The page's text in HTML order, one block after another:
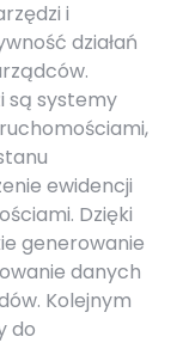
i
działań
są systemy
ewidencji
Dzięki
generowanie
danych
Kolejnym
do